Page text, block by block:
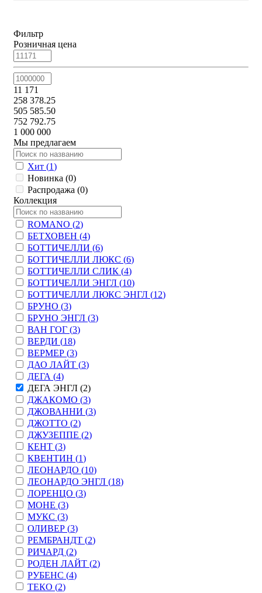
Фильтр
Розничная цена
11 171
258 378.25
505 585.50
752 792.75
1 000 000
Мы предлагаем
Хит (1)
Новинка (0)
Распродажа (0)
Коллекция
ROMANO (2)
БЕТХОВЕН (4)
БОТТИЧЕЛЛИ (6)
БОТТИЧЕЛЛИ ЛЮКС (6)
БОТТИЧЕЛЛИ СЛИК (4)
БОТТИЧЕЛЛИ ЭНГЛ (10)
БОТТИЧЕЛЛИ ЛЮКС ЭНГЛ (12)
БРУНО (3)
БРУНО ЭНГЛ (3)
ВАН ГОГ (3)
ВЕРДИ (18)
ВЕРМЕР (3)
ДАО ЛАЙТ (3)
ДЕГА (4)
ДЕГА ЭНГЛ (2)
ДЖАКОМО (3)
ДЖОВАННИ (3)
ДЖОТТО (2)
ДЖУЗЕППЕ (2)
КЕНТ (3)
КВЕНТИН (1)
ЛЕОНАРДО (10)
ЛЕОНАРДО ЭНГЛ (18)
ЛОРЕНЦО (3)
МОНЕ (3)
МУКС (3)
ОЛИВЕР (3)
РЕМБРАНДТ (2)
РИЧАРД (2)
РОДЕН ЛАЙТ (2)
РУБЕНС (4)
ТЕКО (2)